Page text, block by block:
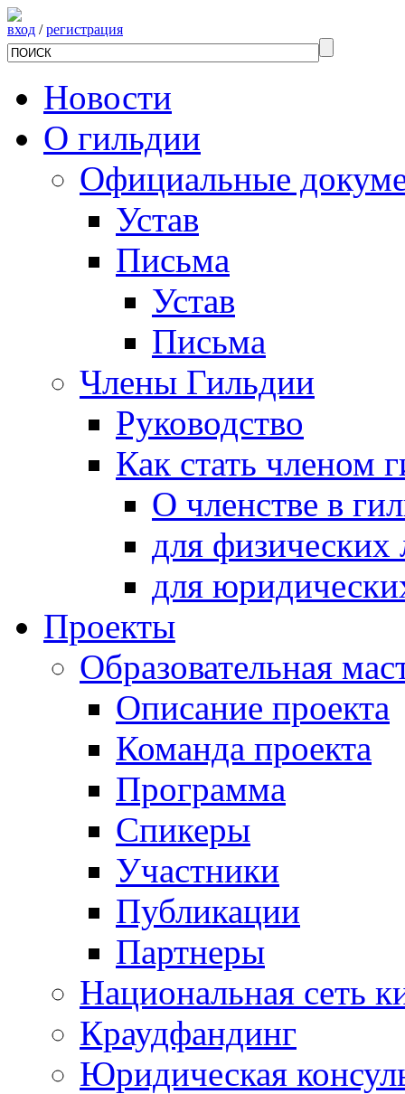
вход /регистрация
Новости
О гильдии
Официальные
Устав
Письма
Устав
Письма
Члены Гильдии
Руководство
Как стать членом
О членстве в
для физических
для
Проекты
Образовательная
Описание проекта
Команда проекта
Программа
Спикеры
Участники
Публикации
Партнеры
Национальная сеть
Краудфандинг
Юридическая